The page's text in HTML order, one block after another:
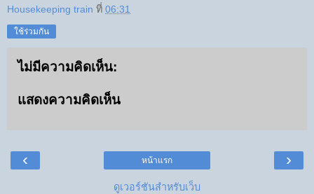
Housekeeping train ที่ 06:31
ใช้ร่วมกัน
ไม่มีความคิดเห็น:
แสดงความคิดเห็น
‹ ›
หน้าแรก
ดูเวอร์ชันสำหรับเว็บ